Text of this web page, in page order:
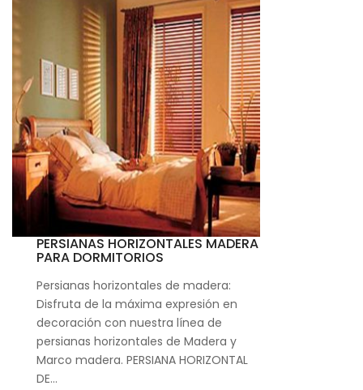
PERSIANAS HORIZONTALES MADERA
PARA DORMITORIOS
Persianas horizontales de madera:
Disfruta de la máxima expresión en
decoración con nuestra línea de
persianas horizontales de Madera y
Marco madera. PERSIANA HORIZONTAL
DE…